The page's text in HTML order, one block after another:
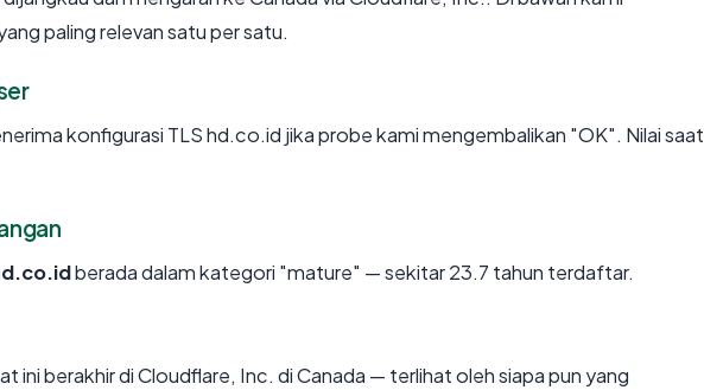
paling relevan satu per satu.
konfigurasi TLS hd.co.id jika probe kami mengembalikan "OK". Nilai saat
berada dalam kategori "mature" — sekitar 23.7 tahun terdaftar.
ini berakhir di Cloudflare, Inc. di Canada — terlihat oleh siapa pun yang